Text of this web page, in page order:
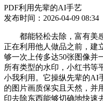
PDF利用先辈的AI手艺
发布时间：2026-04-09 08:34
都能轻松去除，富有美感
正在利用他人做品之前，建
够一次上传多达50张图像并
所有类型的水印，小红书等
小我利用。它操纵先辈的AI
的图片画质保实且天然，并
印去除东西能够切确地快速